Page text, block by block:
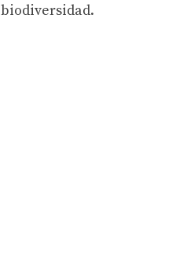
biodiversidad.